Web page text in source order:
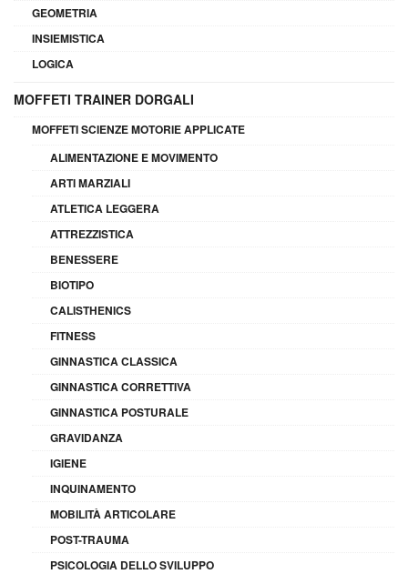
GEOMETRIA
INSIEMISTICA
LOGICA
MOFFETI TRAINER DORGALI
MOFFETI SCIENZE MOTORIE APPLICATE
ALIMENTAZIONE E MOVIMENTO
ARTI MARZIALI
ATLETICA LEGGERA
ATTREZZISTICA
BENESSERE
BIOTIPO
CALISTHENICS
FITNESS
GINNASTICA CLASSICA
GINNASTICA CORRETTIVA
GINNASTICA POSTURALE
GRAVIDANZA
IGIENE
INQUINAMENTO
MOBILITÀ ARTICOLARE
POST-TRAUMA
PSICOLOGIA DELLO SVILUPPO